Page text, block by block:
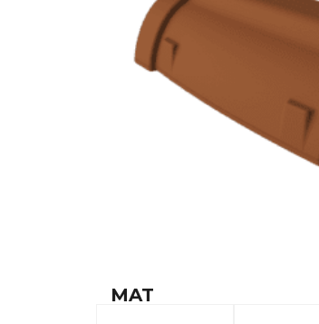
MAT